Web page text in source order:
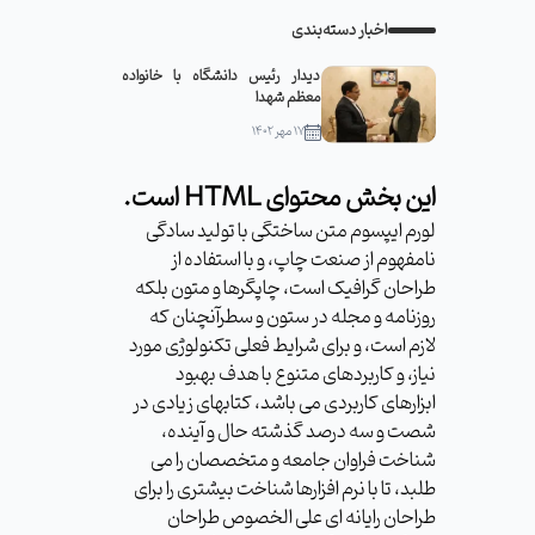
اخبار دسته‌بندی
دیدار رئیس دانشگاه با خانواده
معظم شهدا
۱۷ مهر ۱۴۰۲
این بخش محتوای HTML است.
لورم ایپسوم متن ساختگی با تولید سادگی
نامفهوم از صنعت چاپ، و با استفاده از
طراحان گرافیک است، چاپگرها و متون بلکه
روزنامه و مجله در ستون و سطرآنچنان که
لازم است، و برای شرایط فعلی تکنولوژی مورد
نیاز، و کاربردهای متنوع با هدف بهبود
ابزارهای کاربردی می باشد، کتابهای زیادی در
شصت و سه درصد گذشته حال و آینده،
شناخت فراوان جامعه و متخصصان را می
طلبد، تا با نرم افزارها شناخت بیشتری را برای
طراحان رایانه ای علی الخصوص طراحان